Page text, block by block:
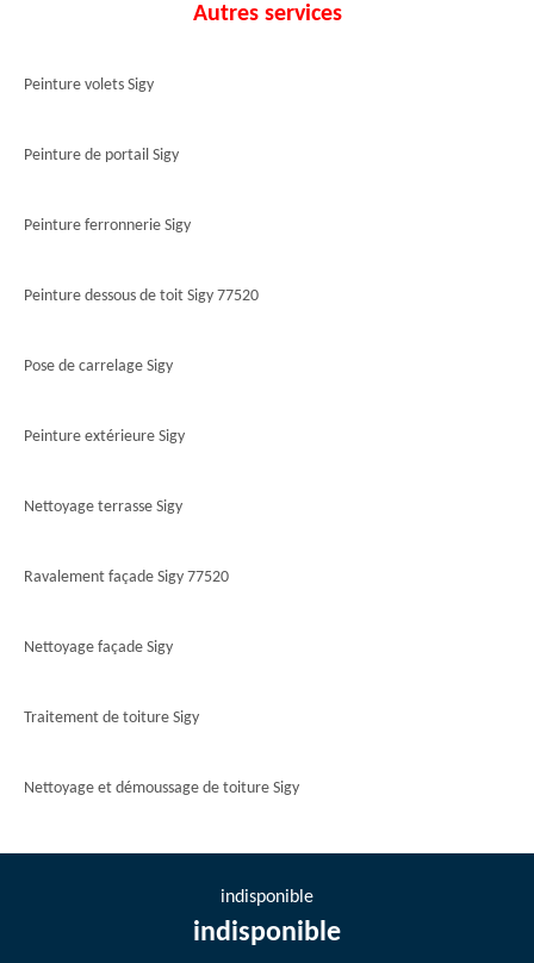
Autres services
Peinture volets Sigy
Peinture de portail Sigy
Peinture ferronnerie Sigy
Peinture dessous de toit Sigy 77520
Pose de carrelage Sigy
Peinture extérieure Sigy
Nettoyage terrasse Sigy
Ravalement façade Sigy 77520
Nettoyage façade Sigy
Traitement de toiture Sigy
Nettoyage et démoussage de toiture Sigy
indisponible
indisponible